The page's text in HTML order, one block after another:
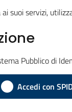
suoi servizi,
Pubblico di
Accedi con